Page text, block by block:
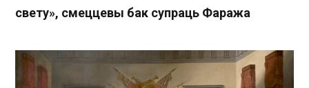
свету», смеццевы бак супраць Фаража